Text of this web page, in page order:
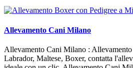
Allevamento Cani Milano
Allevamento Cani Milano :
Labrador, Maltese, Boxer, contatta